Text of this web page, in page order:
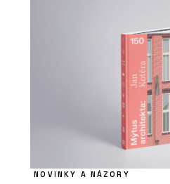
NOVINKY A NÁZORY